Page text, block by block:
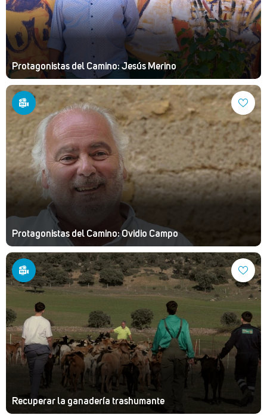
Protagonistas del Camino: Jesús Merino
Protagonistas del Camino: Ovidio Campo
Recuperar la ganadería trashumante